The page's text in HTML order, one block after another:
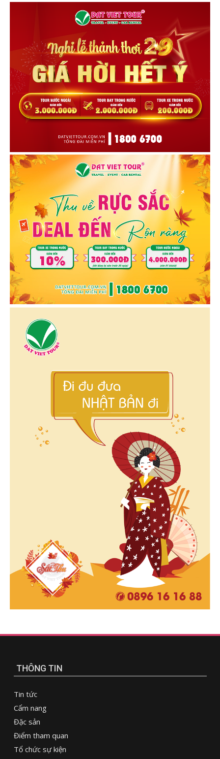
THÔNG TIN
Tin tức
Cẩm nang
Đặc sản
Điểm tham quan
Tổ chức sự kiện